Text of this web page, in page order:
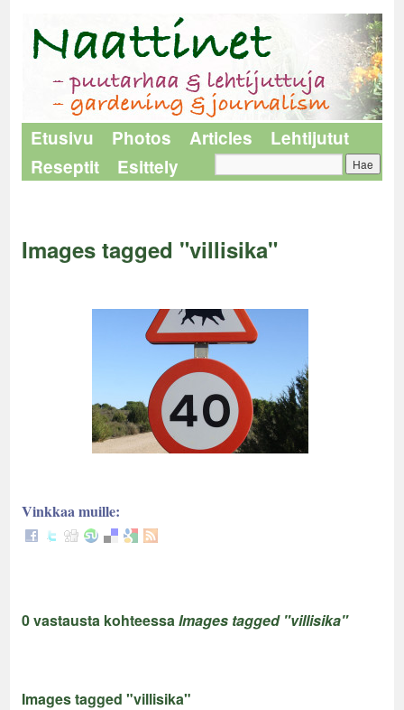
Etusivu Photos Articles
Lehtijutut
Reseptit
Esittely
Images tagged "villisika"
Vinkkaa muille:
0 vastausta kohteessaImages tagged "villisika"
Images tagged "villisika"